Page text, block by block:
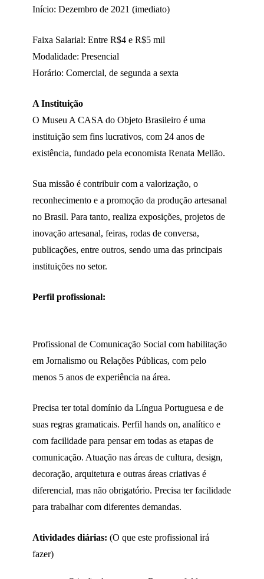
Início: Dezembro de 2021 (imediato)
Faixa Salarial: Entre R$4 e R$5 mil
Modalidade: Presencial
Horário: Comercial, de segunda a sexta
A Instituição
O Museu A CASA do Objeto Brasileiro é uma
instituição sem fins lucrativos, com 24 anos de
existência, fundado pela economista Renata Mellão.
Sua missão é contribuir com a valorização, o
reconhecimento e a promoção da produção artesanal
no Brasil. Para tanto, realiza exposições, projetos de
inovação artesanal, feiras, rodas de conversa,
publicações, entre outros, sendo uma das principais
instituições no setor.
Perfil profissional:
Profissional de Comunicação Social com habilitação
em Jornalismo ou Relações Públicas, com pelo
menos 5 anos de experiência na área.
Precisa ter total domínio da Língua Portuguesa e de
suas regras gramaticais. Perfil hands on, analítico e
com facilidade para pensar em todas as etapas de
comunicação. Atuação nas áreas de cultura, design,
decoração, arquitetura e outras áreas criativas é
diferencial, mas não obrigatório. Precisa ter facilidade
para trabalhar com diferentes demandas.
Atividades diárias: (O que este profissional irá
fazer)